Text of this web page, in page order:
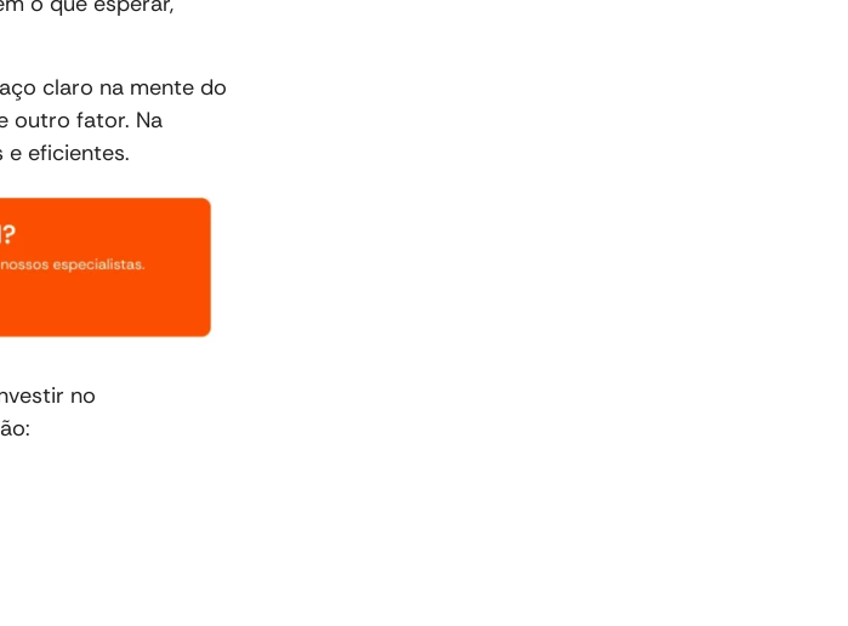
claro na mente do
outro fator. Na
e eficientes.
no